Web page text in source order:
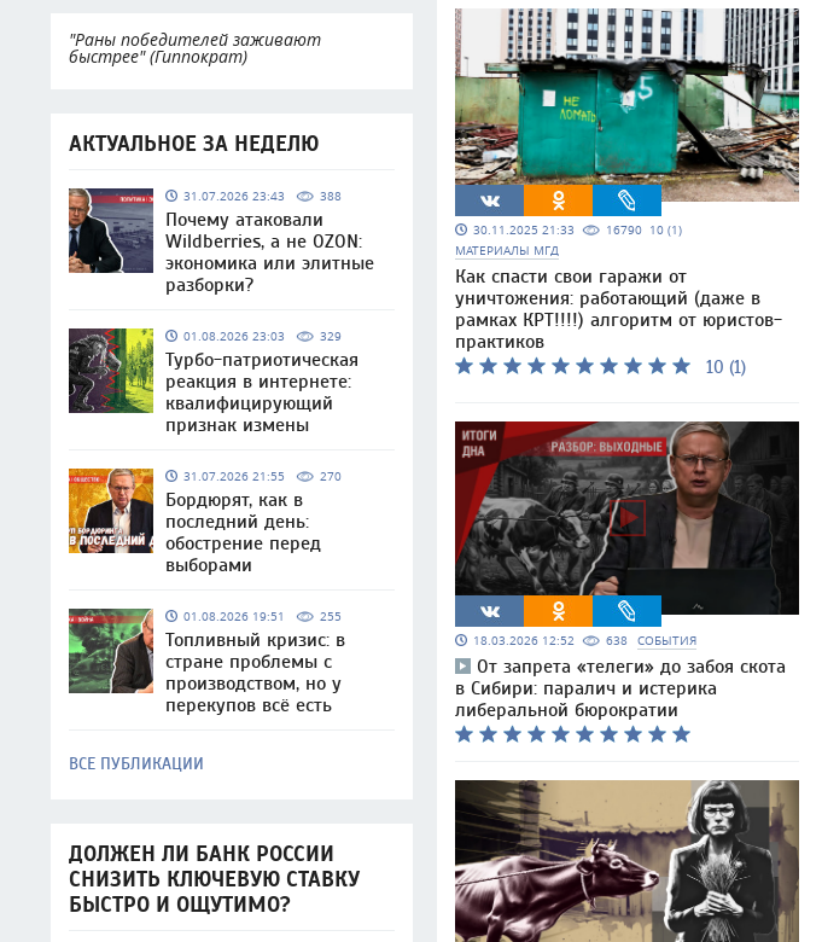
"Раны победителей заживают
быстрее" (Гиппократ)
АКТУАЛЬНОЕ ЗА НЕДЕЛЮ
31.07.2026 23:43 388
Почему атаковали
Wildberries, а не OZON:
экономика или элитные
разборки?
01.08.2026 23:03 329
Турбо-патриотическая
реакция в интернете:
квалифицирующий
признак измены
31.07.2026 21:55 270
Бордюрят, как в
последний день:
обострение перед
выборами
01.08.2026 19:51 255
Топливный кризис: в
стране проблемы с
производством, но у
перекупов всё есть
ВСЕ ПУБЛИКАЦИИ
ДОЛЖЕН ЛИ БАНК РОССИИ
СНИЗИТЬ КЛЮЧЕВУЮ СТАВКУ
БЫСТРО И ОЩУТИМО?
30.11.2025 21:33 16790 10 (1)
МАТЕРИАЛЫ МГД
Как спасти свои гаражи от
уничтожения: работающий (даже в
рамках КРТ!!!!) алгоритм от юристов-
практиков
10 (1)
18.03.2026 12:52 638 СОБЫТИЯ
От запрета «телеги» до забоя скота
в Сибири: паралич и истерика
либеральной бюрократии